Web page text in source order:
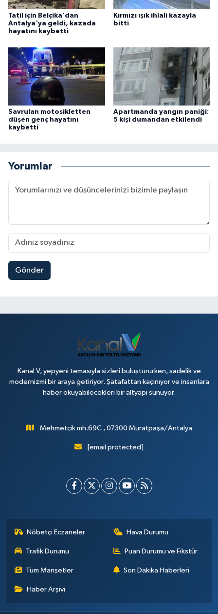
Tatil için Belçika'dan
Antalya'ya geldi, kazada
hayatını kaybetti
Kırmızı ışık ihlali kazayla
bitti
Savrulan motosikletten
düşen genç hayatını
kaybetti
Apartmanda yangın paniği:
5 kişi dumandan etkilendi
Yorumlar
Gönder
Kanal V, yepyeni temasıyla sizleri buluştururken, sadelik ve
modernizmi bir araya getiriyor. Şatafattan kaçınıyor ve insanlara
haber okuyabilecekleri bir altyapı sunuyor.
Mehmetçik mh.69C , 07300 Muratpaşa/Antalya
[email protected]
Nöbetçi Eczaneler Hava Durumu
Trafik Durumu Puan Durumu ve Fikstür
Tüm Manşetler Son Dakika Haberleri
Haber Arşivi